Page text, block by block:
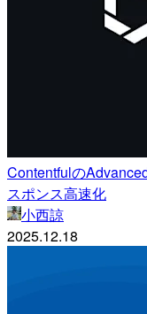
Contentfulの
スポンス高速化
小西諒
2025.12.18